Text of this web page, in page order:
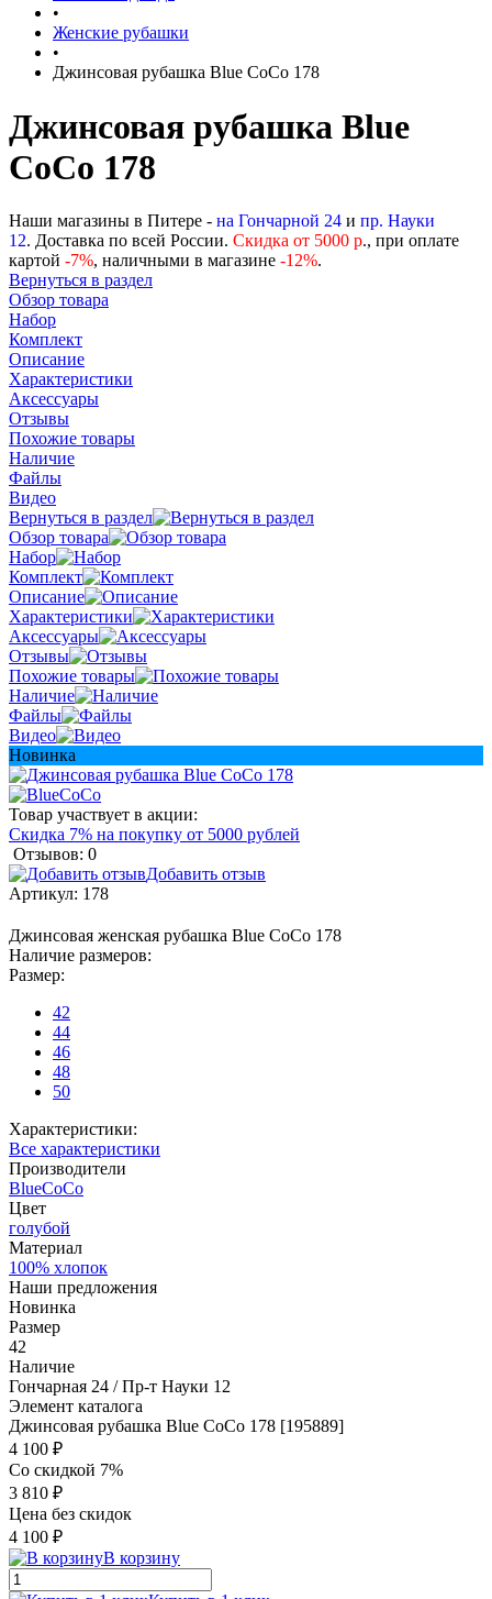
•
Женские рубашки
•
Джинсовая рубашка Blue CoCo 178
Джинсовая рубашка Blue
CoCo 178
Наши магазины в Питере - на Гончарной 24 и пр. Науки
12. Доставка по всей России. Скидка от 5000 р., при оплате
картой -7%, наличными в магазине -12%.
Вернуться в раздел
Обзор товара
Набор
Комплект
Описание
Характеристики
Аксессуары
Отзывы
Похожие товары
Наличие
Файлы
Видео
Вернуться в раздел
Обзор товара
Набор
Комплект
Описание
Характеристики
Аксессуары
Отзывы
Похожие товары
Наличие
Файлы
Видео
Новинка
Товар участвует в акции:
Скидка 7% на покупку от 5000 рублей
Отзывов: 0
Добавить отзыв
Артикул: 178
Джинсовая женская рубашка Blue CoCo 178
Наличие размеров:
Размер:
42
44
46
48
50
Характеристики:
Все характеристики
Производители
BlueCoCo
Цвет
голубой
Материал
100% хлопок
Наши предложения
Новинка
Размер
42
Наличие
Гончарная 24 / Пр-т Науки 12
Элемент каталога
Джинсовая рубашка Blue CoCo 178 [195889]
4 100 ₽
Со скидкой 7%
3 810 ₽
Цена без скидок
4 100 ₽
В корзину